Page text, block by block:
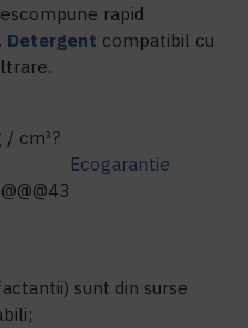
rapid
Detergent compatibil cu
/ cm³?
Ecogarantie
sunt din surse